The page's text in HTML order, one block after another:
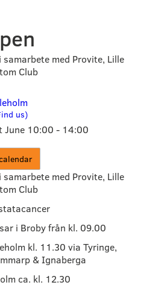
med Provite, Lille
Club
us)
June 10:00 - 14:00
med Provite, Lille
Club
i Broby från kl. 09.00
kl. 11.30 via Tyringe,
& Ignaberga
ca. kl. 12.30